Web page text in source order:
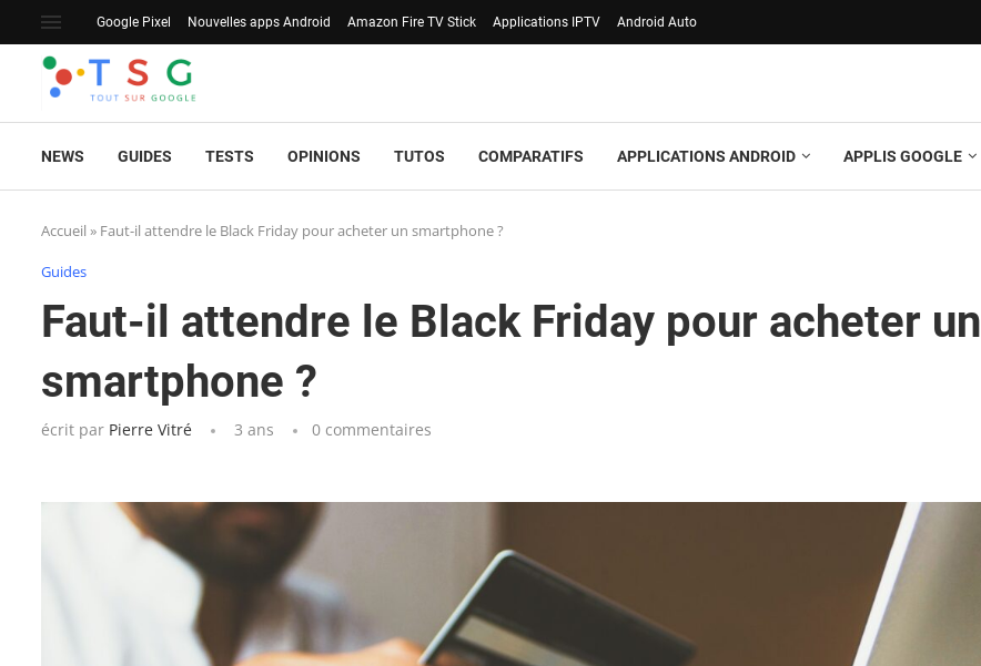
Google Pixel Nouvelles apps Android Amazon Fire TV Stick Applications IPTV Android Auto
NEWS GUIDES TESTS OPINIONS TUTOS COMPARATIFS APPLICATIONS ANDROID APPLIS GOOGLE
Accueil » Faut-il attendre le Black Friday pour acheter un smartphone ?
Guides
Faut-il attendre le Black Friday pour acheter un
smartphone ?
écrit par Pierre Vitré 3 ans 0 commentaires